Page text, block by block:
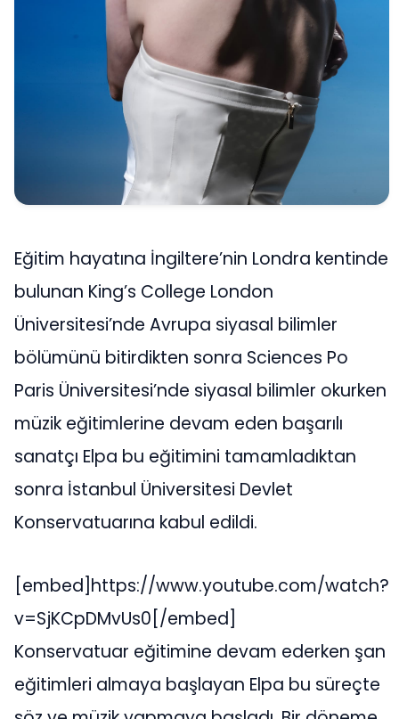
Eğitim hayatına İngiltere’nin Londra kentinde
bulunan King’s College London
Üniversitesi’nde Avrupa siyasal bilimler
bölümünü bitirdikten sonra Sciences Po
Paris Üniversitesi’nde siyasal bilimler okurken
müzik eğitimlerine devam eden başarılı
sanatçı Elpa bu eğitimini tamamladıktan
sonra İstanbul Üniversitesi Devlet
Konservatuarına kabul edildi.
[embed]https://www.youtube.com/watch?
v=SjKCpDMvUs0[/embed]
Konservatuar eğitimine devam ederken şan
eğitimleri almaya başlayan Elpa bu süreçte